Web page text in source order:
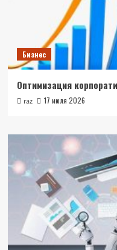
Бизнес
Оптимизация
raz 17 июля 2026